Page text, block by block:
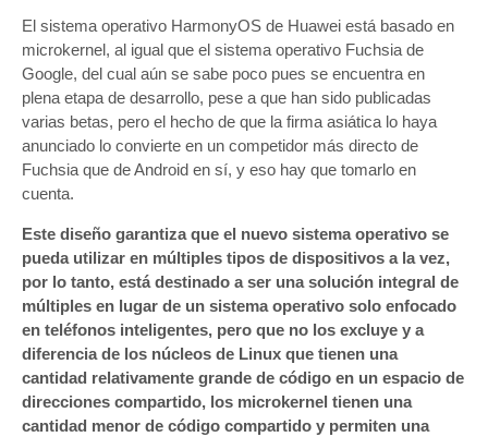
los
Mate
30
El sistema operativo HarmonyOS de Huawei está basado en
microkernel, al igual que el sistema operativo Fuchsia de
Google, del cual aún se sabe poco pues se encuentra en
plena etapa de desarrollo, pese a que han sido publicadas
varias betas, pero el hecho de que la firma asiática lo haya
anunciado lo convierte en un competidor más directo de
Fuchsia que de Android en sí, y eso hay que tomarlo en
cuenta.
Este diseño garantiza que el nuevo sistema operativo se
pueda utilizar en múltiples tipos de dispositivos a la vez,
por lo tanto, está destinado a ser una solución integral de
múltiples en lugar de un sistema operativo solo enfocado
en teléfonos inteligentes, pero que no los excluye y a
diferencia de los núcleos de Linux que tienen una
cantidad relativamente grande de código en un espacio de
direcciones compartido, los microkernel tienen una
cantidad menor de código compartido y permiten una